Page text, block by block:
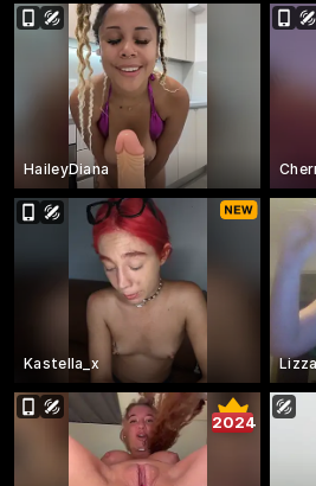
HaileyDiana
Kastella_x
2024